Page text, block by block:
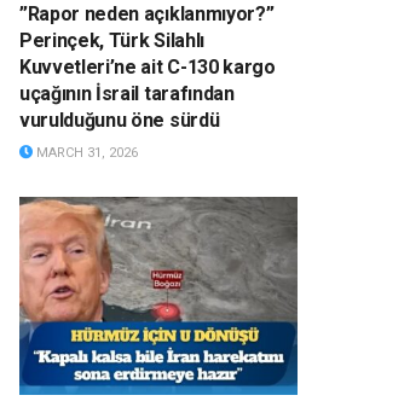
”Rapor neden açıklanmıyor?”
Perinçek, Türk Silahlı
Kuvvetleri’ne ait C-130 kargo
uçağının İsrail tarafından
vurulduğunu öne sürdü
MARCH 31, 2026